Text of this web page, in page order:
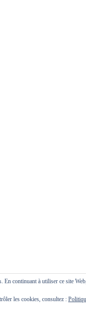
En continuant à utiliser ce site
les cookies, consultez :